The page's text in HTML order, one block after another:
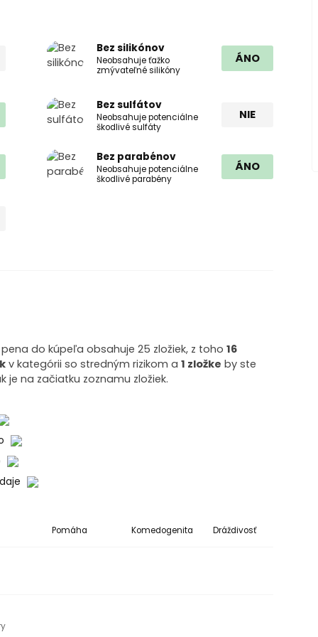
Bez silikónov
Neobsahuje ťažko
zmývateľné silikóny
ÁNO
Bez sulfátov
Neobsahuje potenciálne
škodlivé sulfáty
NIE
Bez parabénov
Neobsahuje potenciálne
škodlivé parabény
ÁNO
do kúpeľa obsahuje 25 zložiek, z toho16
v kategórii so stredným rizikom a1 zložke by ste
je na začiatku zoznamu zložiek.
Pomáha Komedogenita Dráždivosť